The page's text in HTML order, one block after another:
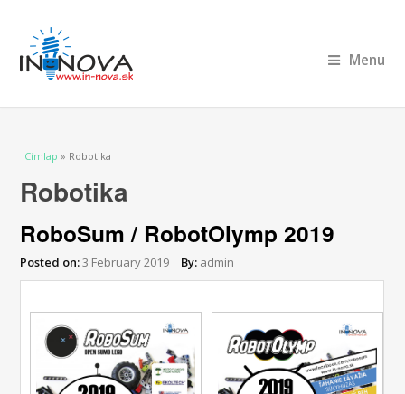
Menu
Jelenlegi hely
Címlap » Robotika
Robotika
RoboSum / RobotOlymp 2019
Posted on:3 February 2019 By: admin